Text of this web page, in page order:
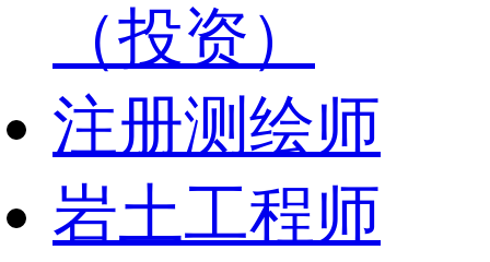
（投资）
注册测绘师
岩土工程师